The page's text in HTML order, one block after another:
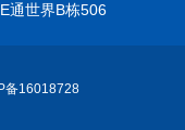
通世界B栋506
备16018728